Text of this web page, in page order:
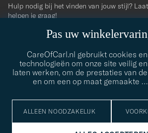
Pas uw
CareOfCarl.nl gebruikt cookies
technologieën om onze site veilig
laten werken, om de prestaties van
en om een op maat gemaakte …
ALLEEN NOODZAKELIJK
contact@careofcarl.com
Hulp nodig bij het vinden van jouw stijl?
helpen je graag!
STIJLADVIES
© Care of Carl 2026